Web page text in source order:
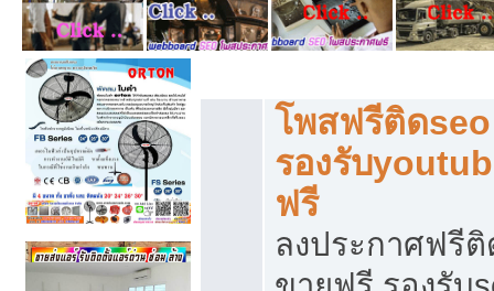
โพสฟรีติด
รองรับ
ฟรี
ลงประกาศฟรีติ